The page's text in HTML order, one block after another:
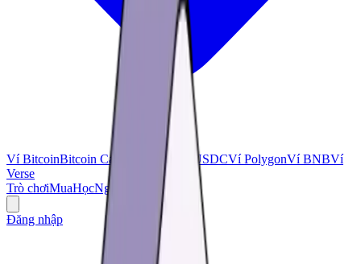
Ví BitcoinBitcoin Cash Ví USDT Ví USDCVí PolygonVí BNBVí
Verse
Trò chơiMuaHọcNghiên cứu Ưu đãi
Đăng nhập